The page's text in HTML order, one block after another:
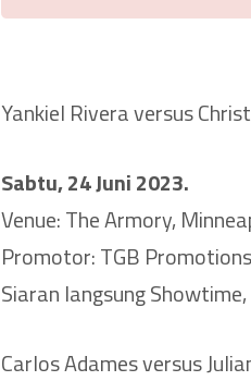
Yankiel Rivera versus
Sabtu, 24 Juni 2023.
Venue: The Armory,
Promotor: TGB
Siaran langsung Showtime,
Carlos Adames versus